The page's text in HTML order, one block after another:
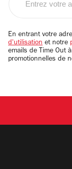
email
En entrant votre
d'utilisation et notre
emails de Time Out
promotionnelles de